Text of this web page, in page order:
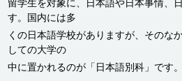
留学生を対象に、日本語や日本事情、
す。国内には多
くの日本語学校がありますが、そのな
しての大学の
中に置かれるのが「日本語別科」です。